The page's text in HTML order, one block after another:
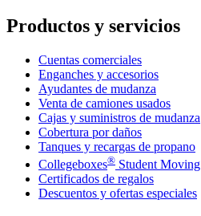
Productos y servicios
Cuentas comerciales
Enganches y accesorios
Ayudantes de mudanza
Venta de camiones usados
Cajas y suministros de mudanza
Cobertura por daños
Tanques y recargas de propano
Collegeboxes® Student Moving
Certificados de regalos
Descuentos y ofertas especiales